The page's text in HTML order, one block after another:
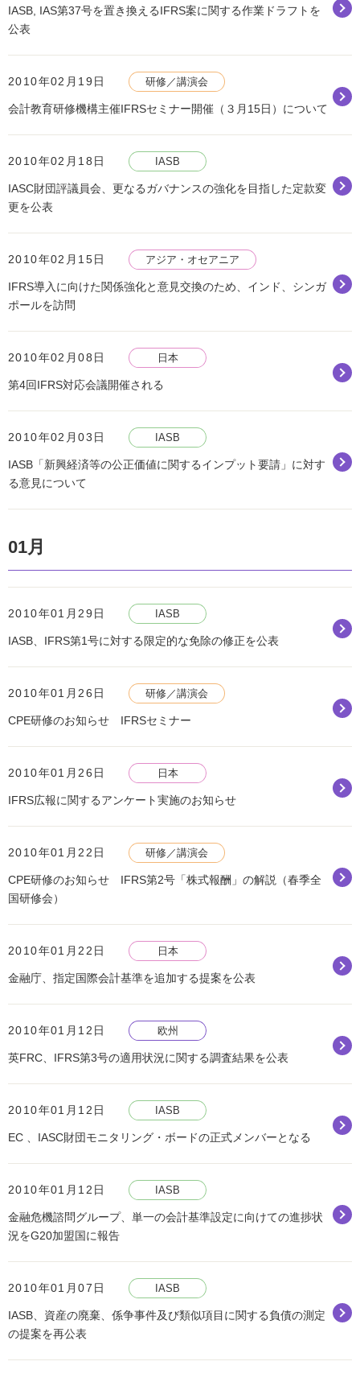
IASB, IAS第37号を置き換えるIFRS案に関する作業ドラフトを
公表
2010年02月19日 研修／講演会
会計教育研修機構主催IFRSセミナー開催（３月15日）について
2010年02月18日 IASB
IASC財団評議員会、更なるガバナンスの強化を目指した定款変
更を公表
2010年02月15日 アジア・オセアニア
IFRS導入に向けた関係強化と意見交換のため、インド、シンガ
ポールを訪問
2010年02月08日 日本
第4回IFRS対応会議開催される
2010年02月03日 IASB
IASB「新興経済等の公正価値に関するインプット要請」に対す
る意見について
01月
2010年01月29日 IASB
IASB、IFRS第1号に対する限定的な免除の修正を公表
2010年01月26日 研修／講演会
CPE研修のお知らせ IFRSセミナー
2010年01月26日 日本
IFRS広報に関するアンケート実施のお知らせ
2010年01月22日 研修／講演会
CPE研修のお知らせ IFRS第2号「株式報酬」の解説（春季全
国研修会）
2010年01月22日 日本
金融庁、指定国際会計基準を追加する提案を公表
2010年01月12日 欧州
英FRC、IFRS第3号の適用状況に関する調査結果を公表
2010年01月12日 IASB
EC 、IASC財団モニタリング・ボードの正式メンバーとなる
2010年01月12日 IASB
金融危機諮問グループ、単一の会計基準設定に向けての進捗状
況をG20加盟国に報告
2010年01月07日 IASB
IASB、資産の廃棄、係争事件及び類似項目に関する負債の測定
の提案を再公表